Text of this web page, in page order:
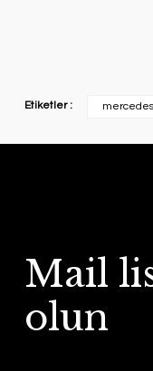
Etiketler :
Mail
olun